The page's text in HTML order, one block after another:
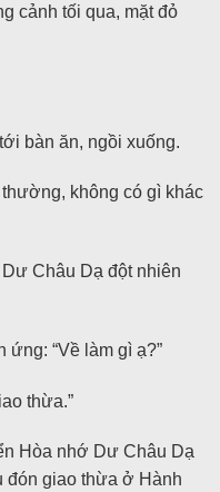
cảnh tối qua, mặt đỏ
bàn ăn, ngồi xuống.
không có gì khác
Châu Dạ đột nhiên
ứng: “Về làm gì ạ?”
thừa.”
Hòa nhớ Dư Châu Dạ
đón giao thừa ở Hành